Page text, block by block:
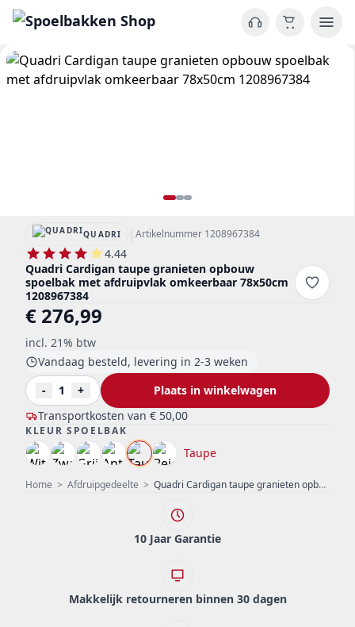
Home > Afdruipgedeelte > Quadri Cardigan taupe granieten opbouw spoelbak met afdruipvlak omkeerbaar 78x50cm 1208967384
QUADRI |Artikelnummer 1208967384
4.44
Quadri Cardigan taupe granieten opbouw
spoelbak met afdruipvlak omkeerbaar 78x50cm
1208967384
€ 276,99
incl. 21% btw
Transportkosten van € 50,00
Vandaag besteld, levering in 2-3 weken
-
1 + Plaats in winkelwagen
KLEUR SPOELBAK
Taupe
10 Jaar Garantie
Makkelijk retourneren binnen 30 dagen